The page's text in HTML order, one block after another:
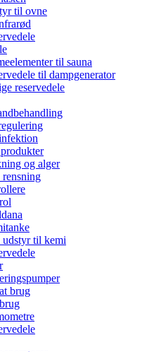
til ovne
til sauna
til dampgenerator
reservedele
og alger
til kemi
brug